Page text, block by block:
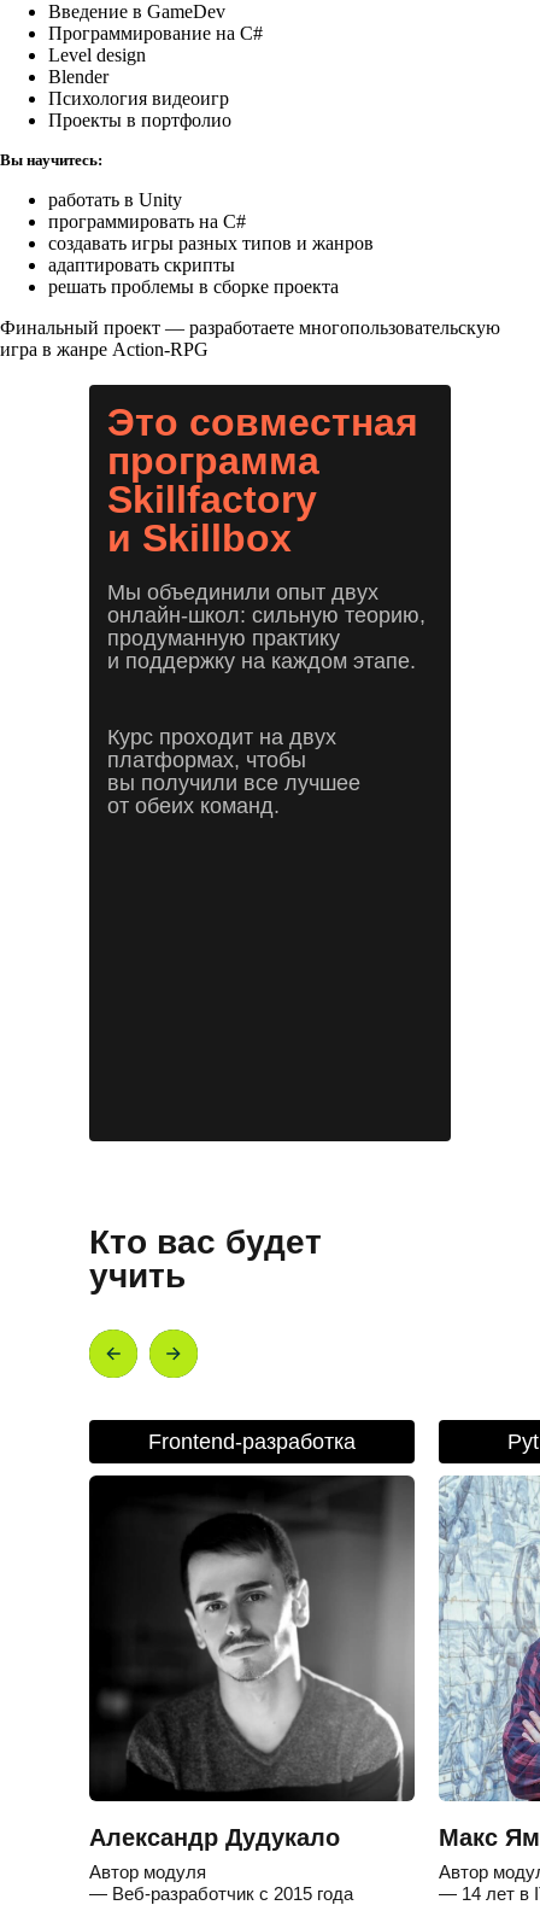
Введение в GameDev
Программирование на C#
Level design
Blender
Психология видеоигр
Проекты в портфолио
Вы научитесь:
работать в Unity
программировать на C#
создавать игры разных типов и жанров
адаптировать скрипты
решать проблемы в сборке проекта
Финальный проект — разработаете многопользовательскую
игра в жанре Action-RPG
Это совместная
программа
Skillfactory
и Skillbox
Мы объединили опыт двух
онлайн-школ: сильную теорию,
продуманную практику
и поддержку на каждом этапе.
Курс проходит на двух
платформах, чтобы
вы получили все лучшее
от обеих команд.
Кто вас будет
учить
Александр Дудукало
Автор модуля
— Веб-разработчик с 2015 года
Макс
Автор
— 14 лет в
Frontend-разработка